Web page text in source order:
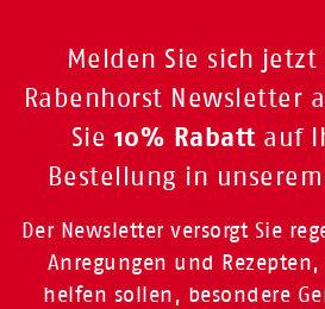
Melden Sie sich jetzt
Rabenhorst Newsletter
Sie 10% Rabattauf
Bestellung in
Der Newsletter versorgt Sie
Anregungen und
helfen sollen, besondere